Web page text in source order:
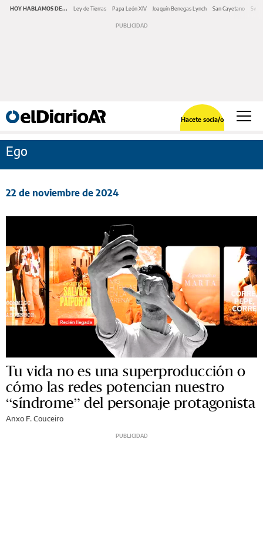
HOY HABLAMOS DE... Ley de Tierras Papa León XIV Joaquín Benegas Lynch San Cayetano
Hacete socia/o
Ego
22 de noviembre de 2024
Tu vida no es una superproducción o
cómo las redes potencian nuestro
“síndrome” del personaje protagonista
Anxo F. Couceiro